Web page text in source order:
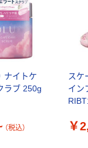
ナイトケ
ラブ 250g
（税込）
スケ
イン
￥